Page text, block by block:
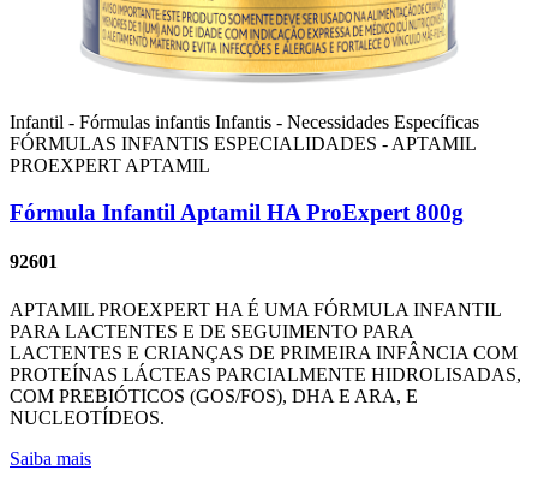
Infantil - Fórmulas infantis Infantis - Necessidades Específicas
FÓRMULAS INFANTIS ESPECIALIDADES - APTAMIL
PROEXPERT APTAMIL
Fórmula Infantil Aptamil HA ProExpert 800g
92601
APTAMIL PROEXPERT HA É UMA FÓRMULA INFANTIL
PARA LACTENTES E DE SEGUIMENTO PARA
LACTENTES E CRIANÇAS DE PRIMEIRA INFÂNCIA COM
PROTEÍNAS LÁCTEAS PARCIALMENTE HIDROLISADAS,
COM PREBIÓTICOS (GOS/FOS), DHA E ARA, E
NUCLEOTÍDEOS.
Saiba mais